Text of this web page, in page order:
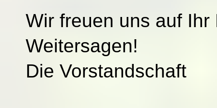
Wir freuen uns auf
Weitersagen!
Die Vorstandschaft